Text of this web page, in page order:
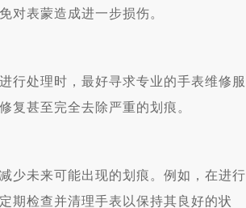
对表蒙造成进一步损伤。
处理时，最好寻求专业的手表维修服
复甚至完全去除严重的划痕。
未来可能出现的划痕。例如，在进行
期检查并清理手表以保持其良好的状